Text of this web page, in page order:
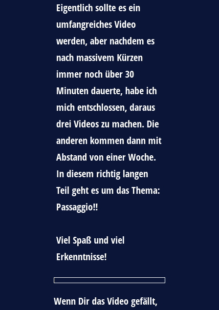
Eigentlich sollte es ein
umfangreiches Video
werden, aber nachdem es
nach massivem Kürzen
immer noch über 30
Minuten dauerte, habe ich
mich entschlossen, daraus
drei Videos zu machen. Die
anderen kommen dann mit
Abstand von einer Woche.
In diesem richtig langen
Teil geht es um das Thema:
Passaggio!!
Viel Spaß und viel
Erkenntnisse!
Wenn Dir das Video gefällt,